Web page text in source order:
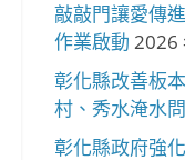
敲敲門讓愛傳
作業啟動 2026
彰化縣改善板
村、秀水淹水
彰化縣政府強